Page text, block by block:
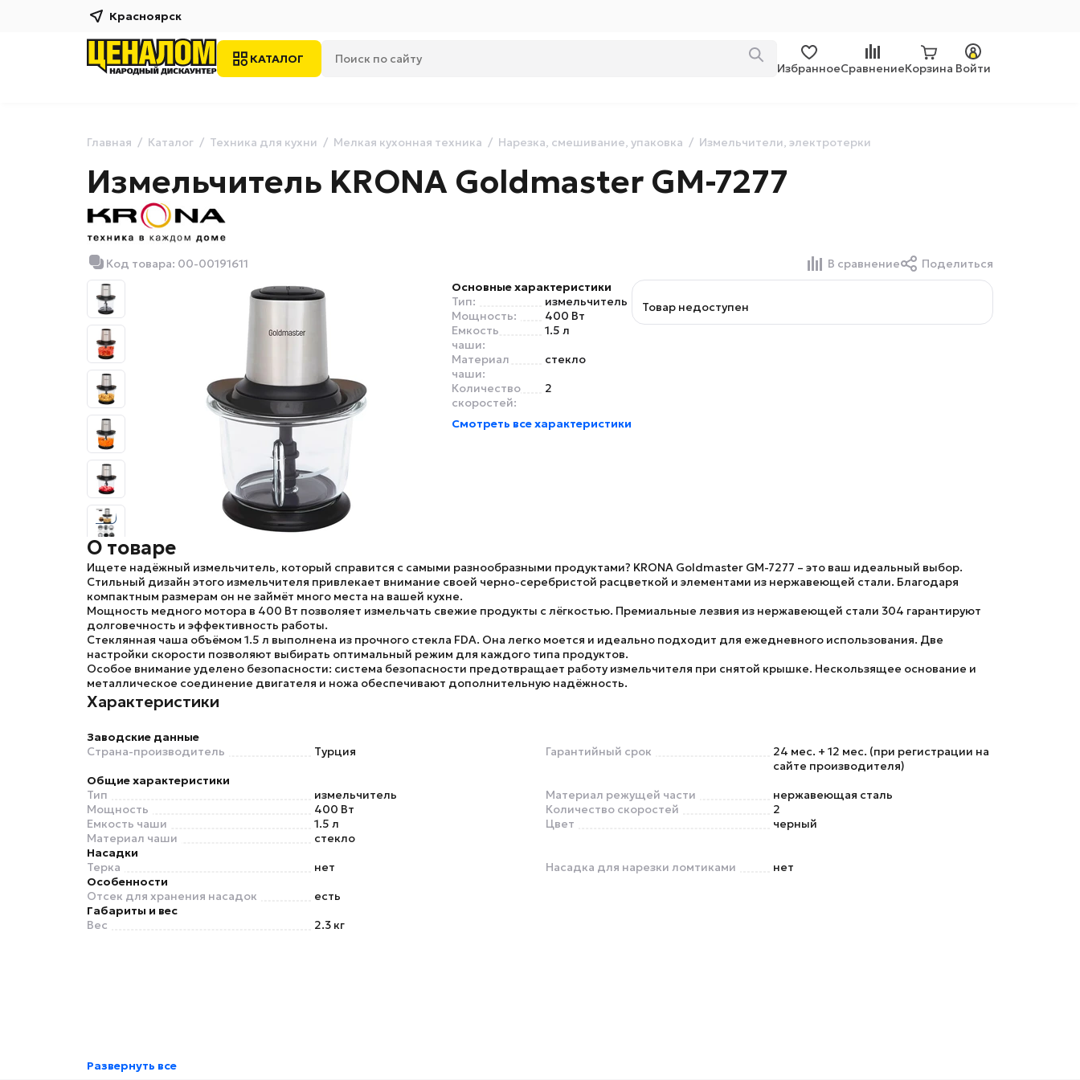
Красноярск
КАТАЛОГ
ИзбранноеСравнениеКорзина Войти
Главная Каталог Техника для кухни Мелкая кухонная техника Нарезка, смешивание, упаковка Измельчители, электротерки
Измельчитель KRONA Goldmaster GM-7277
Код товара: 00-00191611 В сравнение
Поделиться
Основные характеристики
Тип:
измельчитель
Мощность:
400 Вт
Емкость
чаши:
1.5 л
Материал
чаши:
стекло
Количество
скоростей:
2
Смотреть все характеристики
Товар недоступен
О товаре
Ищете надёжный измельчитель, который справится с самыми разнообразными продуктами? KRONA Goldmaster GM-7277 – это ваш идеальный выбор.
Стильный дизайн этого измельчителя привлекает внимание своей черно-серебристой расцветкой и элементами из нержавеющей стали. Благодаря
компактным размерам он не займёт много места на вашей кухне.
Мощность медного мотора в 400 Вт позволяет измельчать свежие продукты с лёгкостью. Премиальные лезвия из нержавеющей стали 304 гарантируют
долговечность и эффективность работы.
Стеклянная чаша объёмом 1.5 л выполнена из прочного стекла FDA. Она легко моется и идеально подходит для ежедневного использования. Две
настройки скорости позволяют выбирать оптимальный режим для каждого типа продуктов.
Особое внимание уделено безопасности: система безопасности предотвращает работу измельчителя при снятой крышке. Нескользящее основание и
металлическое соединение двигателя и ножа обеспечивают дополнительную надёжность.
Характеристики
Заводские данные
Страна-производитель
Турция Гарантийный срок
24 мес. + 12 мес. (при регистрации на
сайте производителя)
Общие характеристики
Тип
измельчитель
Мощность
400 Вт
Емкость чаши
1.5 л
Материал чаши
стекло
Материал режущей части
нержавеющая сталь
Количество скоростей
2
Цвет
черный
Насадки
Терка
нет Насадка для нарезки ломтиками
нет
Особенности
Отсек для хранения насадок
есть
Габариты и вес
Вес
2.3 кг
Развернуть все